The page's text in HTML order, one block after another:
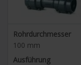
Rohrdurchmesser
100 mm
Ausführung